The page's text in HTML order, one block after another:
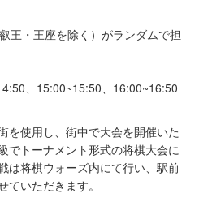
王・王座を除く）がランダムで担
、15:00~15:50、16:00~16:50
を使用し、街中で大会を開催いた
でトーナメント形式の将棋大会に
は将棋ウォーズ内にて行い、駅前
ていただきます。